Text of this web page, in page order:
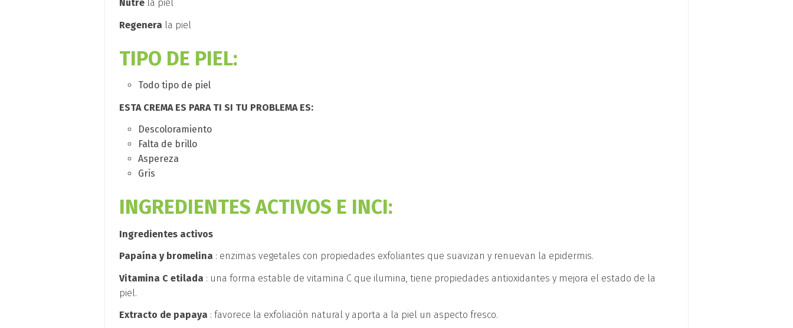
Nutre la piel
Regenera la piel
TIPO DE PIEL:
Todo tipo de piel
ESTA CREMA ES PARA TI SI TU PROBLEMA ES:
Descoloramiento
Falta de brillo
Aspereza
Gris
INGREDIENTES ACTIVOS E INCI:
Ingredientes activos
Papaína y bromelina : enzimas vegetales con propiedades exfoliantes que suavizan y renuevan la epidermis.
Vitamina C etilada : una forma estable de vitamina C que ilumina, tiene propiedades antioxidantes y mejora el estado de la
piel.
Extracto de papaya : favorece la exfoliación natural y aporta a la piel un aspecto fresco.